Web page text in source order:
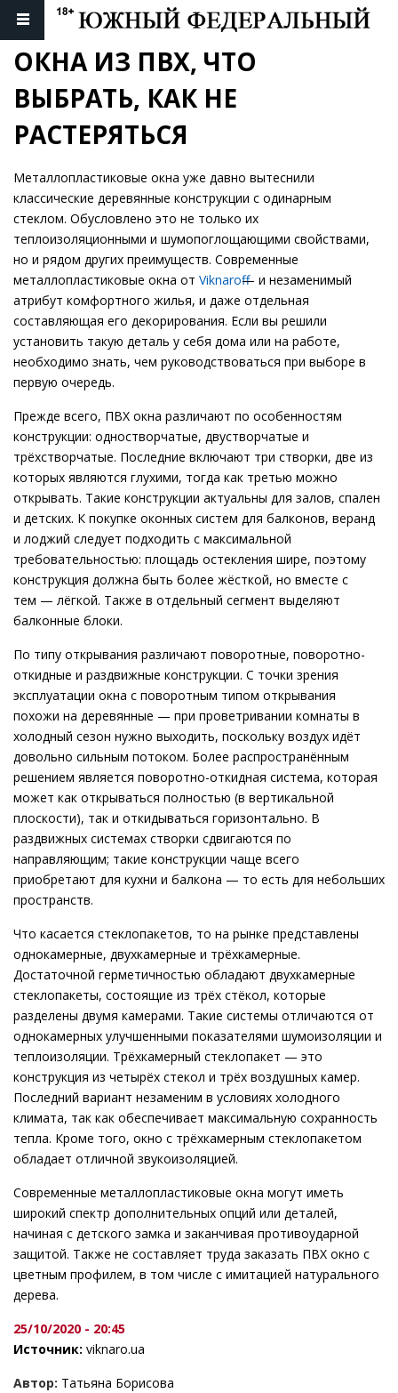
ОКНА ИЗ ПВХ, ЧТО
ВЫБРАТЬ, КАК НЕ
РАСТЕРЯТЬСЯ
Металлопластиковые окна уже давно вытеснили
классические деревянные конструкции с одинарным
стеклом. Обусловлено это не только их
теплоизоляционными и шумопоглощающими свойствами,
но и рядом других преимуществ. Современные
металлопластиковые окна от Viknaroff— и незаменимый
атрибут комфортного жилья, и даже отдельная
составляющая его декорирования. Если вы решили
установить такую деталь у себя дома или на работе,
необходимо знать, чем руководствоваться при выборе в
первую очередь.
Прежде всего, ПВХ окна различают по особенностям
конструкции: одностворчатые, двустворчатые и
трёхстворчатые. Последние включают три створки, две из
которых являются глухими, тогда как третью можно
открывать. Такие конструкции актуальны для залов, спален
и детских. К покупке оконных систем для балконов, веранд
и лоджий следует подходить с максимальной
требовательностью: площадь остекления шире, поэтому
конструкция должна быть более жёсткой, но вместе с
тем — лёгкой. Также в отдельный сегмент выделяют
балконные блоки.
По типу открывания различают поворотные, поворотно-
откидные и раздвижные конструкции. С точки зрения
эксплуатации окна с поворотным типом открывания
похожи на деревянные — при проветривании комнаты в
холодный сезон нужно выходить, поскольку воздух идёт
довольно cильным потоком. Более распространённым
решением является поворотно-откидная система, которая
может как открываться полностью (в вертикальной
плоскости), так и откидываться горизонтально. В
раздвижных системах створки сдвигаются по
направляющим; такие конструкции чаще всего
приобретают для кухни и балкона — то есть для небольших
пространств.
Что касается стеклопакетов, то на рынке представлены
однокамерные, двухкамерные и трёхкамерные.
Достаточной герметичностью обладают двухкамерные
стеклопакеты, состоящие из трёх стёкол, которые
разделены двумя камерами. Такие системы отличаются от
однокамерных улучшенными показателями шумоизоляции и
теплоизоляции. Трёхкамерный стеклопакет — это
конструкция из четырёх стекол и трёх воздушных камер.
Последний вариант незаменим в условиях холодного
климата, так как обеспечивает максимальную сохранность
тепла. Кроме того, окно с трёхкамерным стеклопакетом
обладает отличной звукоизоляцией.
Современные металлопластиковые окна могут иметь
широкий спектр дополнительных опций или деталей,
начиная с детского замка и заканчивая противоударной
защитой. Также не составляет труда заказать ПВХ окно с
цветным профилем, в том числе с имитацией натурального
дерева.
25/10/2020 - 20:45
Источник: viknaroff.ua
Автор: Татьяна Борисова